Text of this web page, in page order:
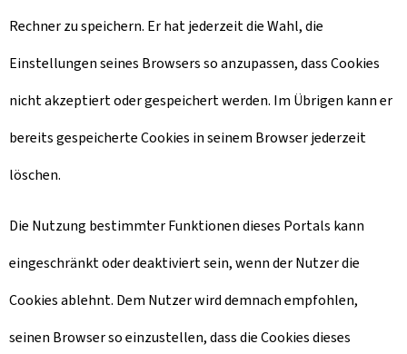
Rechner zu speichern. Er hat jederzeit die Wahl, die
Einstellungen seines Browsers so anzupassen, dass Cookies
nicht akzeptiert oder gespeichert werden. Im Übrigen kann er
bereits gespeicherte Cookies in seinem Browser jederzeit
löschen.
Die Nutzung bestimmter Funktionen dieses Portals kann
eingeschränkt oder deaktiviert sein, wenn der Nutzer die
Cookies ablehnt. Dem Nutzer wird demnach empfohlen,
seinen Browser so einzustellen, dass die Cookies dieses